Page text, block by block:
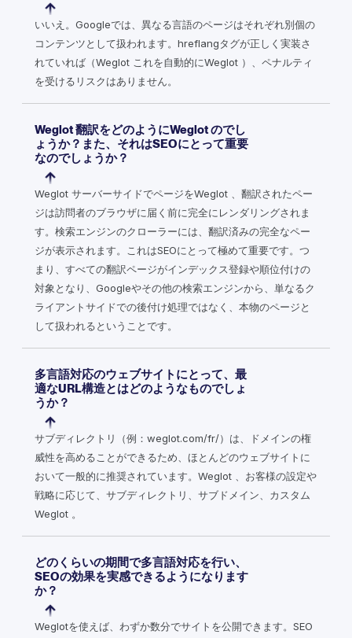
いいえ。Googleでは、異なる言語のページはそれぞれ別個の
コンテンツとして扱われます。hreflangタグが正しく実装さ
れていれば（Weglot これを自動的にWeglot ）、ペナルティ
を受けるリスクはありません。
Weglot 翻訳をどのようにWeglot のでし
ょうか？また、それはSEOにとって重要
なのでしょうか？
Weglot サーバーサイドでページをWeglot 、翻訳されたペー
ジは訪問者のブラウザに届く前に完全にレンダリングされま
す。検索エンジンのクローラーには、翻訳済みの完全なペー
ジが表示されます。これはSEOにとって極めて重要です。つ
まり、すべての翻訳ページがインデックス登録や順位付けの
対象となり、Googleやその他の検索エンジンから、単なるク
ライアントサイドでの後付け処理ではなく、本物のページと
して扱われるということです。
多言語対応のウェブサイトにとって、最
適なURL構造とはどのようなものでしょ
うか？
サブディレクトリ（例：weglot.com/fr/）は、ドメインの権
威性を高めることができるため、ほとんどのウェブサイトに
おいて一般的に推奨されています。Weglot 、お客様の設定や
戦略に応じて、サブディレクトリ、サブドメイン、カスタム
Weglot 。
どのくらいの期間で多言語対応を行い、
SEOの効果を実感できるようになります
か？
Weglotを使えば、わずか数分でサイトを公開できます。SEO